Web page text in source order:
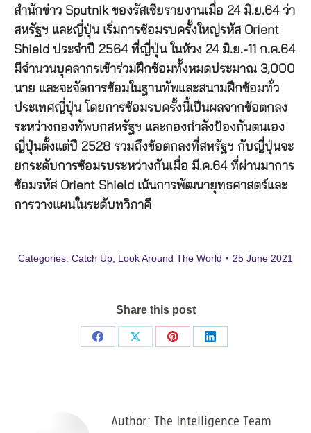
สำนักข่าว Sputnik ของรัสเซียรายงานเมื่อ 24 มิ.ย.64 ว่า
สหรัฐฯ และญี่ปุ่น เริ่มการซ้อมรบครั้งใหญ่รหัส Orient
Shield ประจำปี 2564 ที่ญี่ปุ่น ในห้วง 24 มิ.ย.-11 ก.ค.64
มีจำนวนบุคลากรเข้าร่วมฝึกซ้อมทั้งหมดประมาณ 3,000
นาย และจะจัดการซ้อมในฐานทัพและสนามฝึกซ้อมทั่ว
ประเทศญี่ปุ่น โดยการซ้อมรบครั้งนี้เป็นผลจากข้อตกลง
ระหว่างกองทัพบกสหรัฐฯ และกองกำลังป้องกันตนเอง
ญี่ปุ่นตั้งแต่ปี 2528 รวมถึงข้อตกลงที่สหรัฐฯ กับญี่ปุ่นจะ
ยกระดับการซ้อมรบระหว่างกันเมื่อ มี.ค.64 ที่ผ่านมาการ
ซ้อมรหัส Orient Shield เน้นการพัฒนายุทธศาสตร์และ
การวางแผนในระดับทวิภาคี
Categories: Catch Up, Look Around The World 25 June 2021
Share this post
Share
Share
Share
Share
Author: The Intelligence Team